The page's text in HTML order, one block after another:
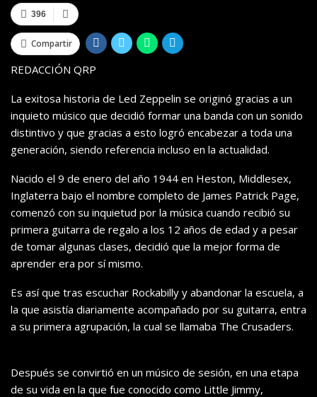
396
Compartir
REDACCIÓN QRP
La exitosa historia de Led Zeppelin se originó gracias a un
inquieto músico que decidió formar una banda con un sonido
distintivo y que gracias a esto logró encabezar a toda una
generación, siendo referencia incluso en la actualidad.
Nacido el 9 de enero del año 1944 en Heston, Middlesex,
Inglaterra bajo el nombre completo de James Patrick Page,
comenzó con su inquietud por la música cuando recibió su
primera guitarra de regalo a los 12 años de edad y a pesar
de tomar algunas clases, decidió que la mejor forma de
aprender era por sí mismo.
Es así que tras escuchar Rockabilly y abandonar la escuela, a
la que asistía diariamente acompañado por su guitarra, entra
a su primera agrupación, la cual se llamaba The Crusaders.
Después se convirtió en un músico de sesión, en una etapa
de su vida en la que fue conocido como Little Jimmy,